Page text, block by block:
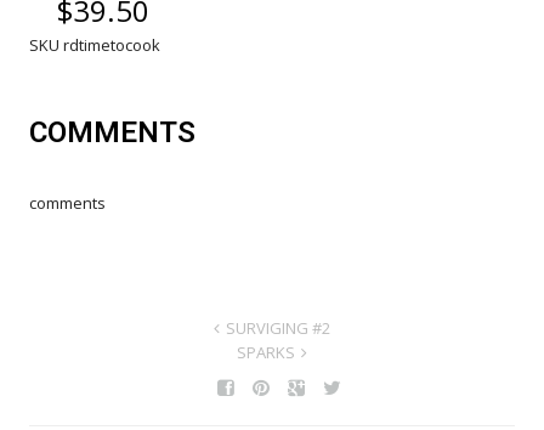
$39.50
SKU:rdtimetocook
COMMENTS
comments
SURVIGING #2
SPARKS